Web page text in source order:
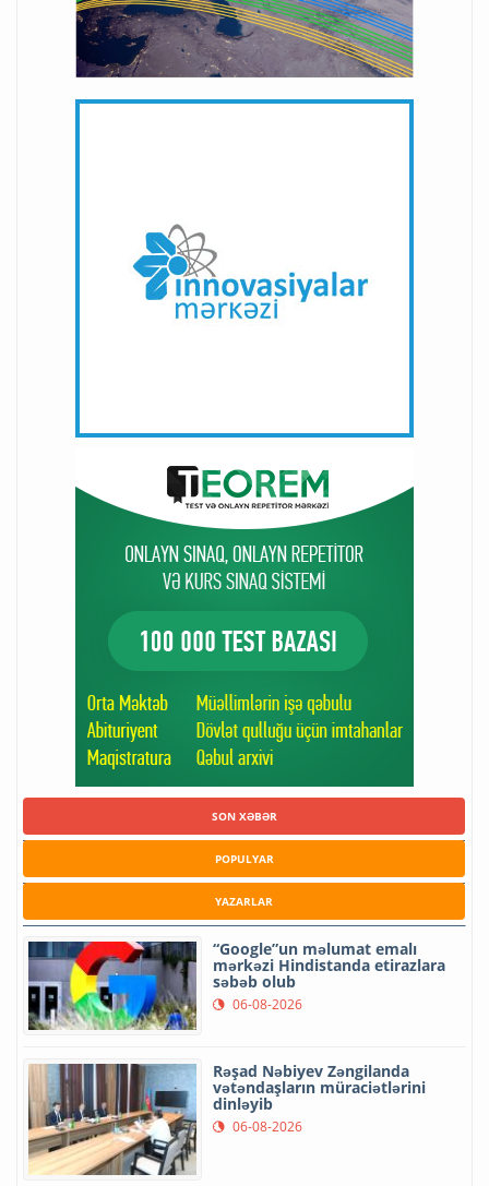
SON XƏBƏR
POPULYAR
YAZARLAR
“Google”un məlumat emalı
mərkəzi Hindistanda etirazlara
səbəb olub
06-08-2026
Rəşad Nəbiyev Zəngilanda
vətəndaşların müraciətlərini
dinləyib
06-08-2026